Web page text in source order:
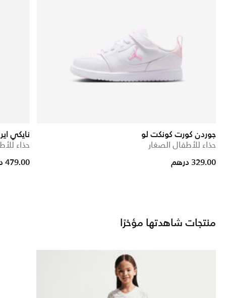
جوردن كورت كونكت لو
حذاء للأطفال الصغار
329.00 درهم
نايكي
حذاء
479.00 درهم
منتجات شاهدتها مؤخرًا